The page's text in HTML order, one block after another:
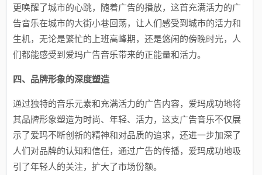
更唤醒了城市的心跳，随着广告的播放，这首充满活力的广
告音乐在城市的大街小巷回荡，让人们感受到城市的活力和
生机，无论是繁忙的上班高峰期，还是悠闲的傍晚时光，人
们都能感受到爱玛广告音乐带来的正能量和活力。
四、品牌形象的深度塑造
通过独特的音乐元素和充满活力的广告内容，爱玛成功地将
其品牌形象塑造为时尚、年轻、活力，这支广告音乐不仅展
示了爱玛不断创新的精神和对品质的追求，还进一步加深了
人们对品牌的认知和信任，通过广告的传播，爱玛成功地吸
引了年轻人的关注，扩大了市场份额。